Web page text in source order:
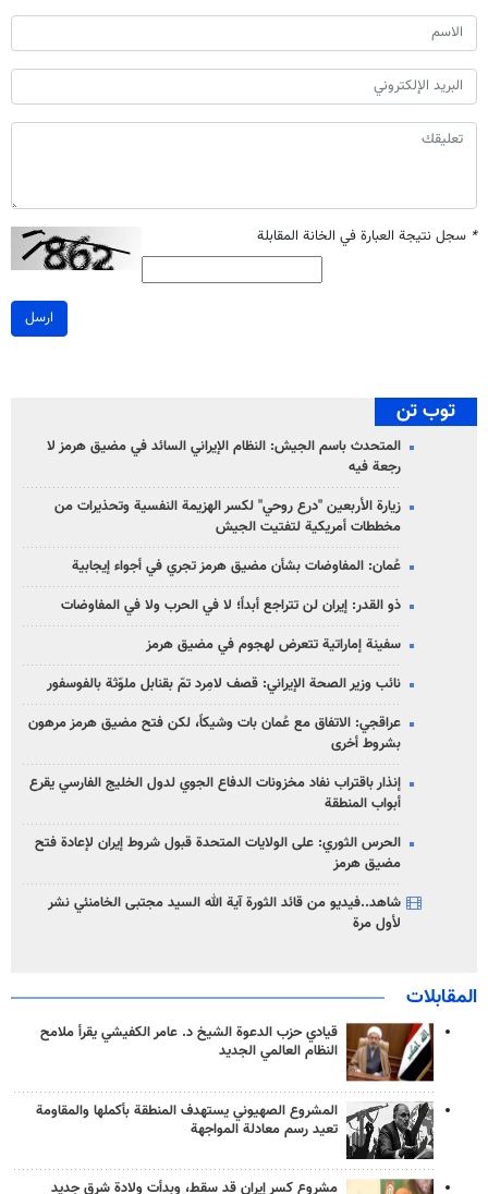
* سجل نتيجة العبارة في الخانة المقابلة
ارسل
توب تن
المتحدث باسم الجيش: النظام الإيراني السائد في مضيق هرمز لا
رجعة فيه
زيارة الأربعين "درع روحي" لكسر الهزيمة النفسية وتحذيرات من
مخططات أمريكية لتفتيت الجيش
عُمان: المفاوضات بشأن مضيق هرمز تجري في أجواء إيجابية
ذو القدر: إيران لن تتراجع أبداً؛ لا في الحرب ولا في المفاوضات
سفينة إماراتية تتعرض لهجوم في مضيق هرمز
نائب وزير الصحة الإيراني: قصف لامِرد تمّ بقنابل ملوّثة بالفوسفور
عراقجي: الاتفاق مع عُمان بات وشيكاً، لكن فتح مضيق هرمز مرهون
بشروط أخرى
إنذار باقتراب نفاد مخزونات الدفاع الجوي لدول الخليج الفارسي يقرع
أبواب المنطقة
الحرس الثوري: على الولايات المتحدة قبول شروط إيران لإعادة فتح
مضيق هرمز
شاهد..فيديو من قائد الثورة آية الله السيد مجتبى الخامنئي نشر
لأول مرة
المقابلات
قيادي حزب الدعوة الشيخ د. عامر الكفيشي يقرأ ملامح
النظام العالمي الجديد
المشروع الصهيوني يستهدف المنطقة بأكملها والمقاومة
تعيد رسم معادلة المواجهة
مشروع كسر إيران قد سقط، وبدأت ولادة شرق جديد